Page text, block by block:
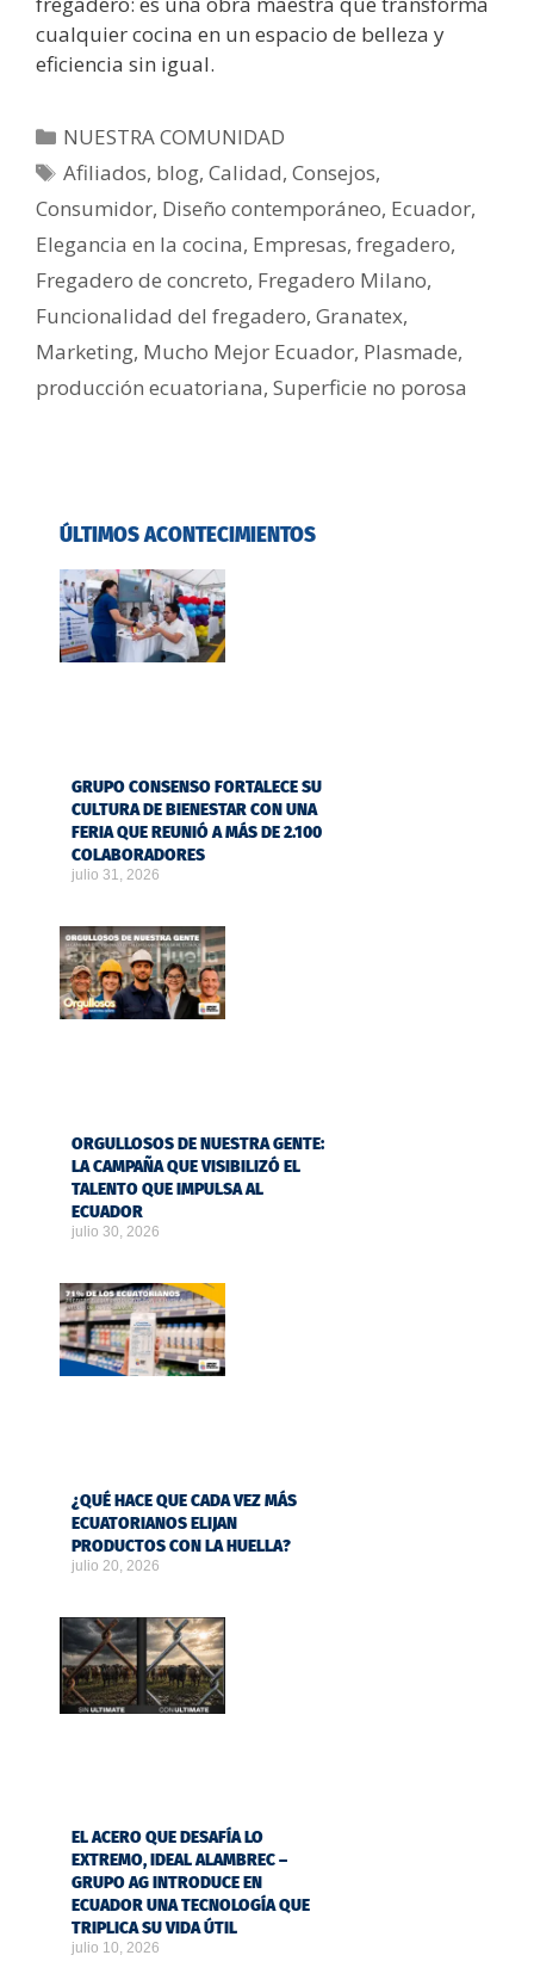
cualquier cocina en un espacio de belleza y
eficiencia sin igual.
NUESTRA COMUNIDAD
Afiliados, blog,Calidad,Consejos,
Consumidor, Diseño contemporáneo, Ecuador,
Elegancia en la cocina, Empresas, fregadero,
Fregadero de concreto, Fregadero Milano,
Funcionalidad del fregadero, Granatex,
Marketing, Mucho Mejor Ecuador, Plasmade,
producción ecuatoriana, Superficie no porosa
ÚLTIMOS ACONTECIMIENTOS
GRUPO CONSENSO FORTALECE SU
CULTURA DE BIENESTAR CON UNA
FERIA QUE REUNIÓ A MÁS DE 2.100
COLABORADORES
julio 31, 2026
ORGULLOSOS DE NUESTRA GENTE:
LA CAMPAÑA QUE VISIBILIZÓ EL
TALENTO QUE IMPULSA AL
ECUADOR
julio 30, 2026
¿QUÉ HACE QUE CADA VEZ MÁS
ECUATORIANOS ELIJAN
PRODUCTOS CON LA HUELLA?
julio 20, 2026
EL ACERO QUE DESAFÍA LO
EXTREMO, IDEAL ALAMBREC –
GRUPO AG INTRODUCE EN
ECUADOR UNA TECNOLOGÍA QUE
TRIPLICA SU VIDA ÚTIL
julio 10, 2026